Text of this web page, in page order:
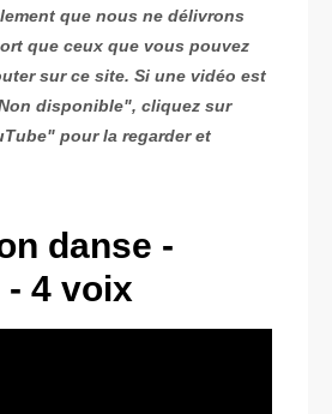
que nous ne délivrons
que ceux que vous pouvez
sur ce site. Si une vidéo est
disponible", cliquez sur
pour la regarder et
danse -
- 4 voix